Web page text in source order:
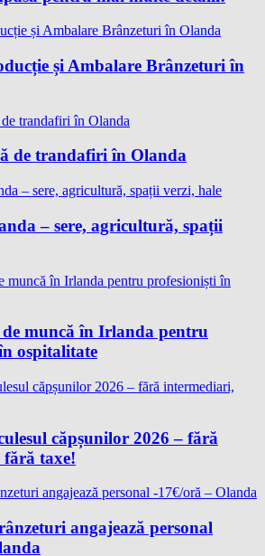
și Ambalare Brânzeturi în
de trandafiri în Olanda
– sere, agricultură, spații
muncă în Irlanda pentru
ospitalitate
căpșunilor 2026 – fără
taxe!
angajează personal